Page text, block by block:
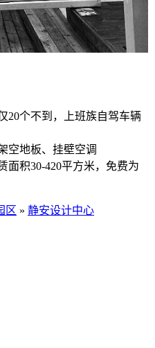
20个不到，上班族自驾车辆
空地板、挂壁空调
面积30-420平方米，免费为
区 » 静安设计中心